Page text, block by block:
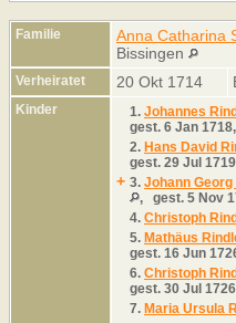
Familie Anna Catharina
Bissingen
Verheiratet 20 Okt 1714
Kinder 1. Johannes
gest. 6 Jan
2. Hans David
gest. 29 Jul
+ 3. Johann Georg
, gest. 5 Nov
4. Christoph
5. Mathäus
gest. 16 Jun
6. Christoph
gest. 30 Jul
7. Maria Ursula